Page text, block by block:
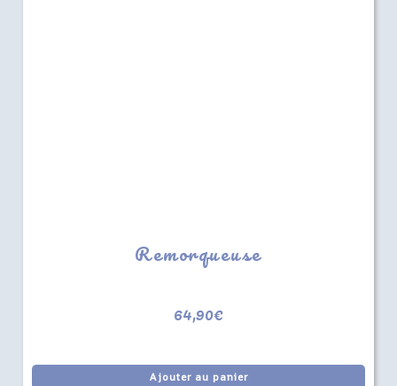
Remorqueuse
64,90€
Ajouter au panier